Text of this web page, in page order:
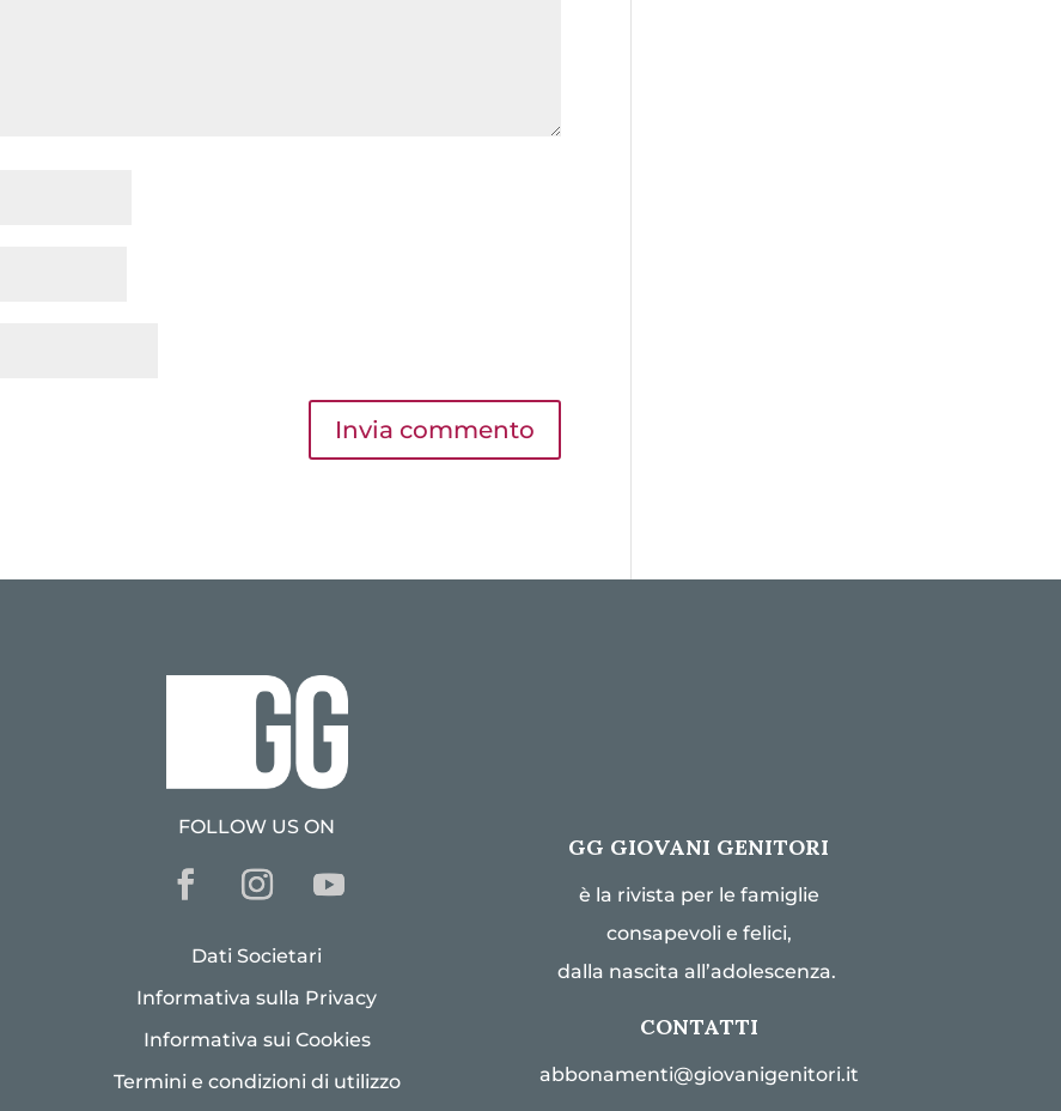
FOLLOW US ON
Dati Societari
Informativa sulla Privacy
Informativa sui Cookies
Termini e condizioni di utilizzo
GG GIOVANI GENITORI
è la rivista per le famiglie
consapevoli e felici,
dalla nascita all’adolescenza.
CONTATTI
abbonamenti@giovanigenitori.it